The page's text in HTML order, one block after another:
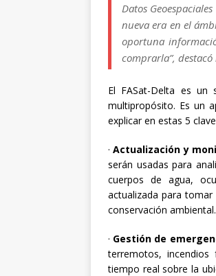
Datos
nueva era en el
oportuna
comprarla”,
El FASat-Delta es un
multipropósito. Es un
explicar en estas 5
·Actualización y
serán usadas para
cuerpos de agua,
actualizada para
conservación ambiental.
· Gestión de
terremotos,
tiempo real sobre la